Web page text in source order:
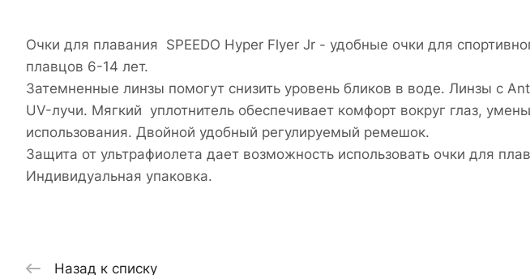
Очки для плавания SPEEDO Hyper Flyer Jr - удобные очки для
плавцов 6-14 лет.
Затемненные линзы помогут снизить уровень бликов в воде. Линзы с
UV-лучи. Мягкий уплотнитель обеспечивает комфорт вокруг глаз,
использования. Двойной удобный регулируемый ремешок.
Защита от ультрафиолета дает возможность использовать очки для
Индивидуальная упаковка.
Назад к списку